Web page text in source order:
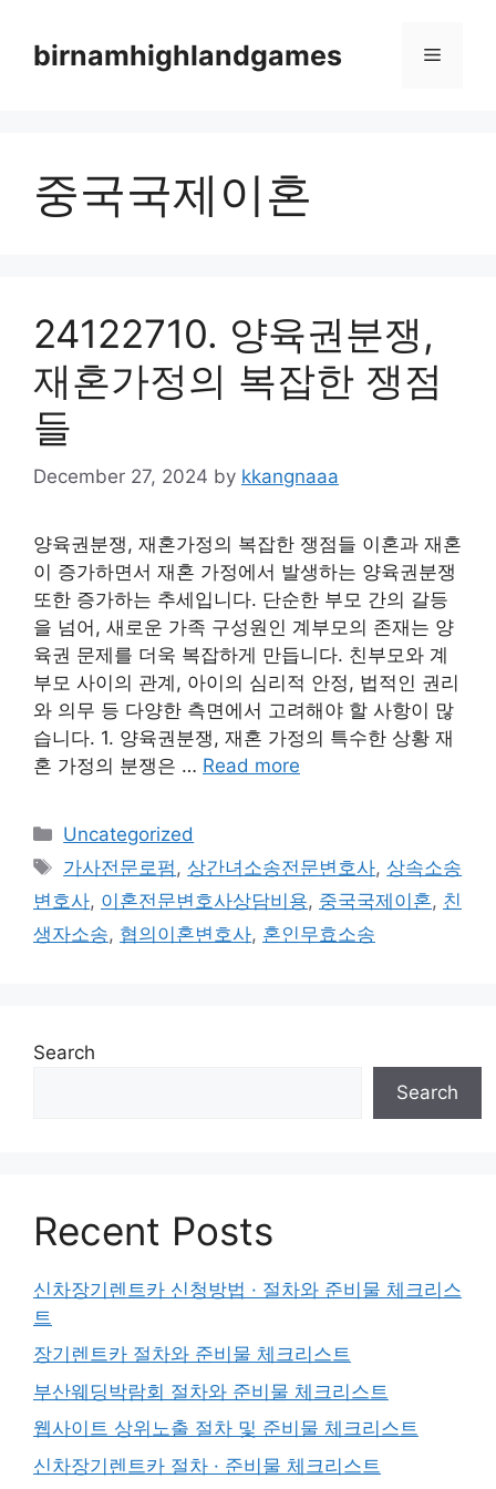
contentbirnamhighlandgames Menu
중국국제이혼
24122710. 양육권분쟁,
재혼가정의 복잡한 쟁점
들
December 27, 2024 by kkangnaaa
양육권분쟁, 재혼가정의 복잡한 쟁점들 이혼과 재혼
이 증가하면서 재혼 가정에서 발생하는 양육권분쟁
또한 증가하는 추세입니다. 단순한 부모 간의 갈등
을 넘어, 새로운 가족 구성원인 계부모의 존재는 양
육권 문제를 더욱 복잡하게 만듭니다. 친부모와 계
부모 사이의 관계, 아이의 심리적 안정, 법적인 권리
와 의무 등 다양한 측면에서 고려해야 할 사항이 많
습니다. 1. 양육권분쟁, 재혼 가정의 특수한 상황 재
혼 가정의 분쟁은 … Read more
Categories
Uncategorized
Tags
가사전문로펌 , 상간녀소송전문변호사, 상속소송
변호사, 이혼전문변호사상담비용, 중국국제이혼, 친
생자소송, 협의이혼변호사, 혼인무효소송
Search
Search
Recent Posts
신차장기렌트카 신청방법 · 절차와 준비물 체크리스
트
장기렌트카 절차와 준비물 체크리스트
부산웨딩박람회 절차와 준비물 체크리스트
웹사이트 상위노출 절차 및 준비물 체크리스트
신차장기렌트카 절차 · 준비물 체크리스트